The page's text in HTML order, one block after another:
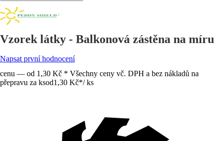
Vzorek látky - Balkonová zástěna na míru
Napsat první hodnocení
cenu — od 1,30 Kč * Všechny ceny vč. DPH a bez nákladů na
přepravu za ksod1,30 Kč*/ ks